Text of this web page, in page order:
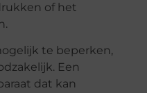
of het
te beperken,
Een
dat kan